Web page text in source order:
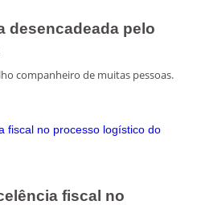
desencadeada pelo
companheiro de muitas pessoas.
fiscal no